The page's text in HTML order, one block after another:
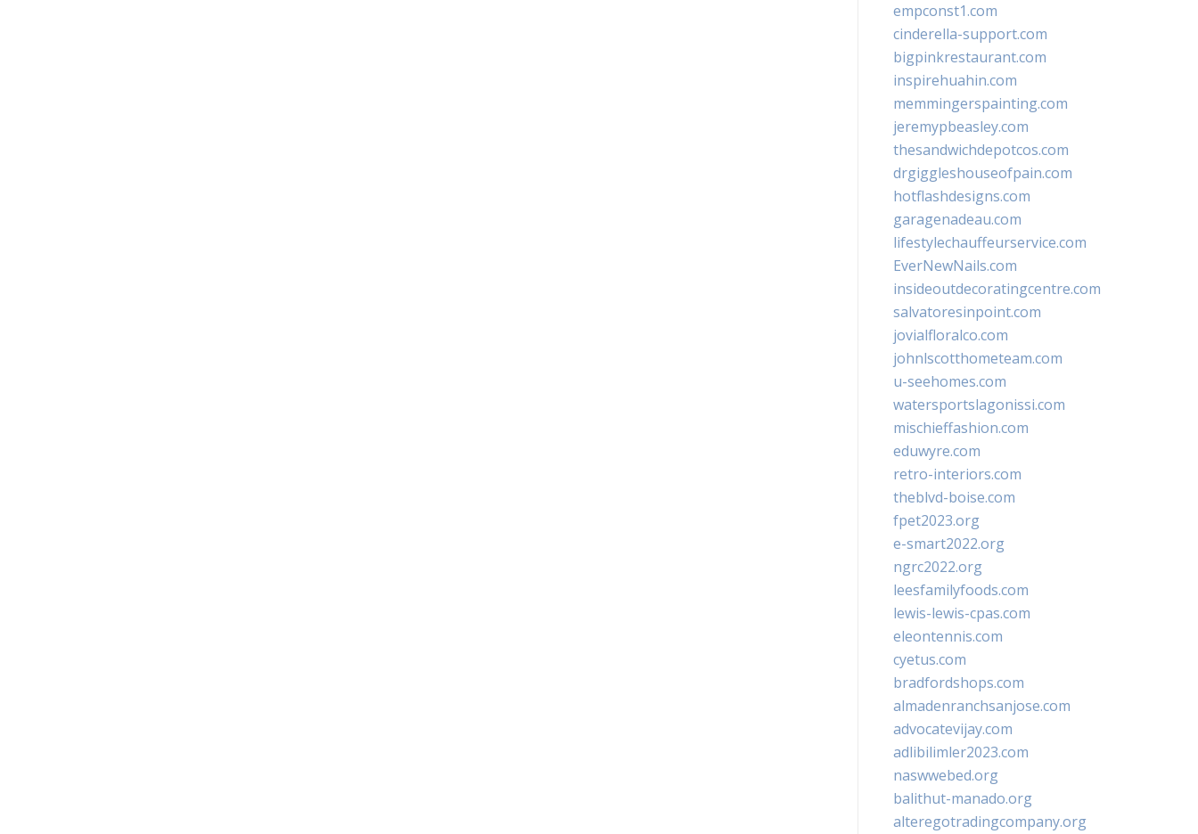
empconst1.com
cinderella-support.com
bigpinkrestaurant.com
inspirehuahin.com
memmingerspainting.com
jeremypbeasley.com
thesandwichdepotcos.com
drgiggleshouseofpain.com
hotflashdesigns.com
garagenadeau.com
lifestylechauffeurservice.com
EverNewNails.com
insideoutdecoratingcentre.com
salvatoresinpoint.com
jovialfloralco.com
johnlscotthometeam.com
u-seehomes.com
watersportslagonissi.com
mischieffashion.com
eduwyre.com
retro-interiors.com
theblvd-boise.com
fpet2023.org
e-smart2022.org
ngrc2022.org
leesfamilyfoods.com
lewis-lewis-cpas.com
eleontennis.com
cyetus.com
bradfordshops.com
almadenranchsanjose.com
advocatevijay.com
adlibilimler2023.com
naswwebed.org
balithut-manado.org
alteregotradingcompany.org